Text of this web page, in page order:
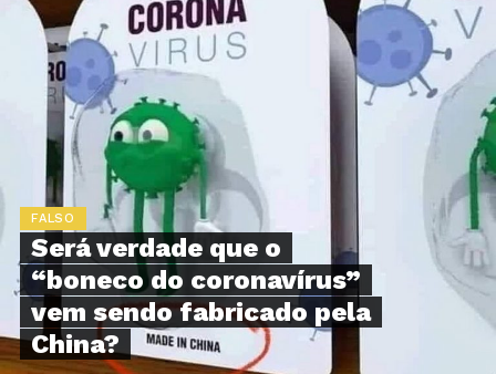
FALSO
Será verdade que o
“boneco do coronavírus”
vem sendo fabricado pela
China?